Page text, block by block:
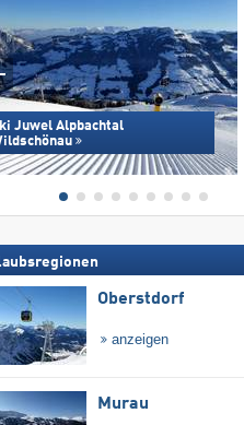
Juwel Alpbachtal
Oberstdorf
anzeigen
Murau